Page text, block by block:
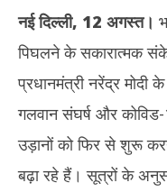
नई दिल्ली, 12 अगस्त।
पिघलने के सकारात्मक
प्रधानमंत्री नरेंद्र मोदी
गलवान संघर्ष और कोविड-
उड़ानों को फिर से शुरू
बढ़ा रहे हैं। सूत्रों के